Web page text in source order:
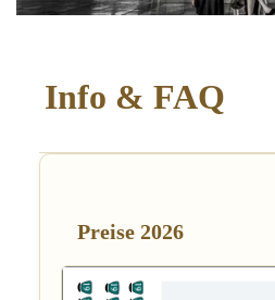
Info & FAQ
Preise 2026